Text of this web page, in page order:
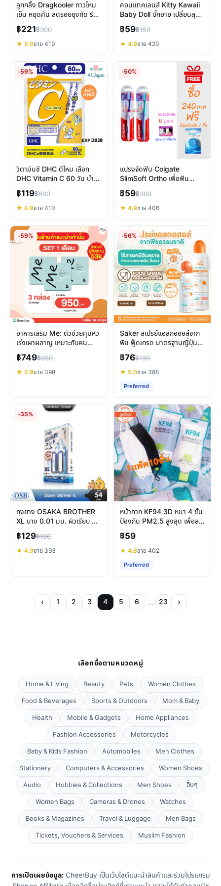
ลูกกลิ้ง Dragkooler กาวไหม
เย็น หยุดคัน ลดรอยยุงกัด รีวิว
เชิงลึก
฿221฿300
★ 5.0ขาย 419
คอนแทคเลนส์ Kitty Kawaii
Baby Doll บิ๊กอาย เปลี่ยนลุค
สบายตา ค่าอมน้ำสูง
฿59฿150
★ 4.9ขาย 420
-59%
วิตามินซี DHC ดีไหม เลือก
DHC Vitamin C 60 วัน บำรุง
ผิวและภูมิคุ้มกัน
฿119฿600
★ 4.9ขาย 410
-50%
แปรงจัดฟัน Colgate
SlimSoft Ortho เพื่อฟัน
สะอาด เหงือกแข็งแรง
฿59฿300
★ 4.9ขาย 406
-59%
อาหารเสริม Me: ตัวช่วยคุมหิว
เร่งเผาผลาญ เหมาะกับคน
ดื้อยา
฿749฿950
★ 4.9ขาย 398
-56%
Saker สเปรย์แอลกอฮอล์จาก
พืช ฟู้ดเกรด มาตรฐานญี่ปุ่น
อ่อนโยน ปลอดภัยสัมผัสอาหาร
฿76฿199
★ 5.0ขาย 388
Preferred
-35%
ถุงยาง OSAKA BROTHER
XL บาง 0.01 มม. ผิวเรียบ 54
มม. สัมผัสธรรมชาติ
฿129฿190
★ 4.9ขาย 393
หน้ากาก KF94 3D หนา 4 ชั้น
ป้องกัน PM2.5 สูงสุด เพื่อลม
หายใจสะอาดทุกวัน
฿59
★ 4.8ขาย 402
Preferred
‹ 1 2 3 4 5 6 … 23 ›
เลือกซื้อตามหมวดหมู่
Home & Living Beauty Pets
Women Clothes
Food & Beverages
Sports & Outdoors
Mom & Baby
Health
Mobile & Gadgets
Home Appliances
Fashion Accessories
Motorcycles
Baby & Kids Fashion
Automobiles
Men Clothes
Stationery
Computers & Accessories
Women Shoes
Audio
Hobbies & Collections Men Shoes
อื่นๆ
Women Bags
Cameras & Drones
Watches
Books & Magazines
Travel & Luggage
Men Bags
Tickets, Vouchers & Services
Muslim Fashion
การเปิดเผยข้อมูล:CheerBuy เป็นเว็บไซต์แนะนำสินค้าและร่วมโปรแกรม